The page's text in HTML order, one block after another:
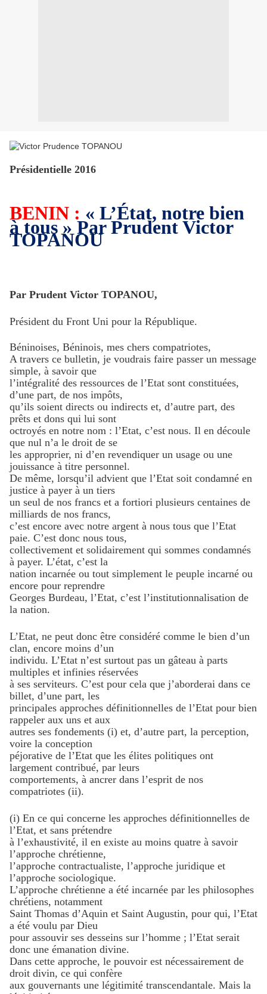
Présidentielle 2016
BENIN : « L’État, notre bien
à tous » Par Prudent Victor
TOPANOU
Par Prudent Victor TOPANOU,
Président du Front Uni pour la République.
Béninoises, Béninois, mes chers compatriotes,
A travers ce bulletin, je voudrais faire passer un message
simple, à savoir que
l’intégralité des ressources de l’Etat sont constituées,
d’une part, de nos impôts,
qu’ils soient directs ou indirects et, d’autre part, des
prêts et dons qui lui sont
octroyés en notre nom : l’Etat, c’est nous. Il en découle
que nul n’a le droit de se
les approprier, ni d’en revendiquer un usage ou une
jouissance à titre personnel.
De même, lorsqu’il advient que l’Etat soit condamné en
justice à payer à un tiers
un seul de nos francs et a fortiori plusieurs centaines de
milliards de nos francs,
c’est encore avec notre argent à nous tous que l’Etat
paie. C’est donc nous tous,
collectivement et solidairement qui sommes condamnés
à payer. L’état, c’est la
nation incarnée ou tout simplement le peuple incarné ou
encore pour reprendre
Georges Burdeau, l’Etat, c’est l’institutionnalisation de
la nation.
L’Etat, ne peut donc être considéré comme le bien d’un
clan, encore moins d’un
individu. L’Etat n’est surtout pas un gâteau à parts
multiples et infinies réservées
à ses serviteurs. C’est pour cela que j’aborderai dans ce
billet, d’une part, les
principales approches définitionnelles de l’Etat pour bien
rappeler aux uns et aux
autres ses fondements (i) et, d’autre part, la perception,
voire la conception
péjorative de l’Etat que les élites politiques ont
largement contribué, par leurs
comportements, à ancrer dans l’esprit de nos
compatriotes (ii).
(i) En ce qui concerne les approches définitionnelles de
l’Etat, et sans prétendre
à l’exhaustivité, il en existe au moins quatre à savoir
l’approche chrétienne,
l’approche contractualiste, l’approche juridique et
l’approche sociologique.
L’approche chrétienne a été incarnée par les philosophes
chrétiens, notamment
Saint Thomas d’Aquin et Saint Augustin, pour qui, l’Etat
a été voulu par Dieu
pour assouvir ses desseins sur l’homme ; l’Etat serait
donc une émanation divine.
Dans cette approche, le pouvoir est nécessairement de
droit divin, ce qui confère
aux gouvernants une légitimité transcendantale. Mais la